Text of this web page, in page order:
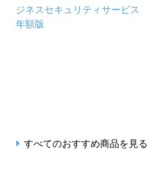
ジネスセキュリティサービス
年額版
すべてのおすすめ商品を見る